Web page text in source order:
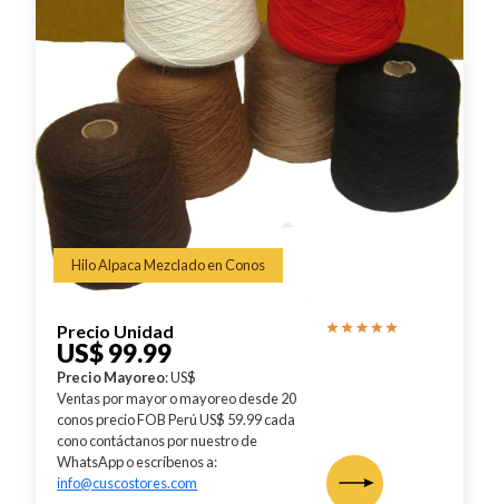
Hilo Alpaca Mezclado en Conos
Precio Unidad
US$ 99.99
Precio Mayoreo: US$
Ventas por mayor o mayoreo desde 20
conos precio FOB Perú US$ 59.99 cada
cono contáctanos por nuestro de
WhatsApp o escríbenos a:
info@cuscostores.com